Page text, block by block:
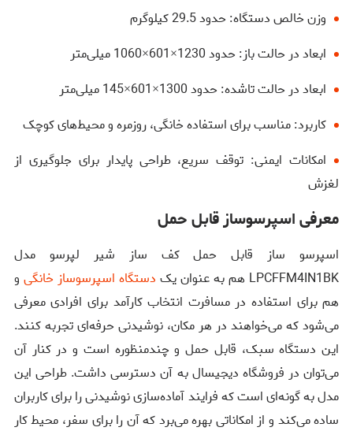
وزن خالص دستگاه: حدود 29.5 کیلوگرم
ابعاد در حالت باز: حدود 1230×601×1060 میلی‌متر
ابعاد در حالت تاشده: حدود 1300×601×145 میلی‌متر
کاربرد: مناسب برای استفاده خانگی، روزمره و محیط‌های کوچک
امکانات ایمنی: توقف سریع، طراحی پایدار برای جلوگیری از
لغزش
معرفی اسپرسوساز قابل حمل
اسپرسو ساز قابل حمل کف ساز شیر لپرسو مدل
LPCFFM4IN1BK هم به عنوان یک
دستگاه اسپرسوساز خانگی و
هم برای استفاده در مسافرت انتخاب کارآمد برای افرادی معرفی
می‌شود که می‌خواهند در هر مکان، نوشیدنی‌ حرفه‌ای تجربه کنند.
این دستگاه سبک، قابل حمل و چندمنظوره است و در کنار آن
می‌توان در فروشگاه دیجیسال به آن دسترسی داشت. طراحی این
مدل به گونه‌ای است که فرایند آماده‌سازی نوشیدنی را برای کاربران
ساده می‌کند و از امکاناتی بهره می‌برد که آن را برای سفر، محیط کار